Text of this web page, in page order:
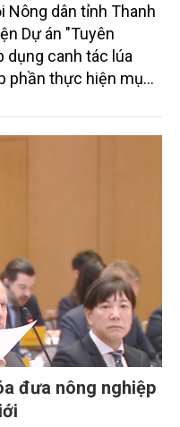
Nông dân tỉnh Thanh
Dự án "Tuyên
dụng canh tác lúa
phần thực hiện mục
đảo đại biểu đến
đơn vị nghiên cứu,
dân đang trực
lúa phát thải thấp.
đưa nông nghiệp